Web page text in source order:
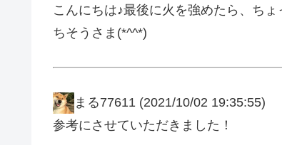
こんにちは♪最後に火を強めたら、ち
ちそうさま(*^^*)
まる77611 (2021/10/02 19:35:55)
参考にさせていただきました！